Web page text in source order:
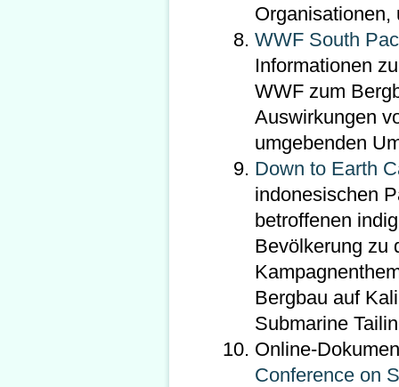
Organisationen,
WWF South
Informationen
WWF zum
Auswirkungen
umgebenden
Down to Earth
indonesischen
betroffenen
Bevölkerung zu
Bergbau auf
Submarine
Online-
Conference on